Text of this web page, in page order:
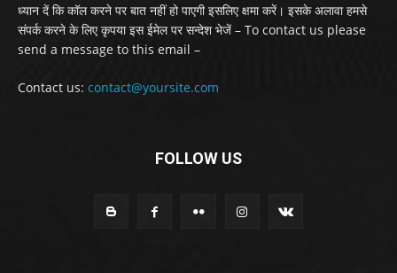
ध्यान दें कि कॉल करने पर बात नहीं हो पाएगी इसलिए क्षमा करें। इसके अलावा हमसे
संपर्क करने के लिए कृपया इस ईमेल पर सन्देश भेजें – To contact us please
send a message to this email –
Contact us: contact@yoursite.com
FOLLOW US